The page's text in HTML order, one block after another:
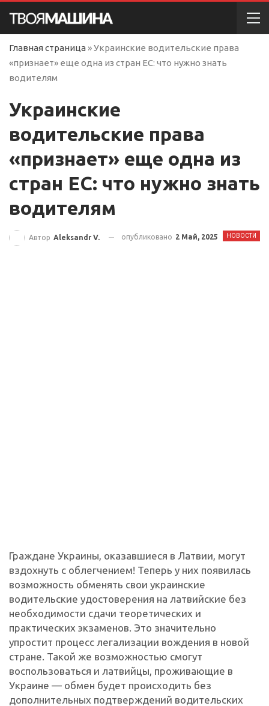
Главная страница »Украинские водительские права
«признает» еще одна из стран ЕС: что нужно знать
водителям
Украинские
водительские права
«признает» еще одна из
стран ЕС: что нужно знать
водителям
НОВОСТИ
Автор Aleksandr V. опубликовано 2 Май, 2025
Граждане Украины, оказавшиеся в Латвии, могут
вздохнуть с облегчением! Теперь у них появилась
возможность обменять свои украинские
водительские удостоверения на латвийские без
необходимости сдачи теоретических и
практических экзаменов. Это значительно
упростит процесс легализации вождения в новой
стране. Такой же возможностью смогут
воспользоваться и латвийцы, проживающие в
Украине — обмен будет происходить без
дополнительных подтверждений водительских